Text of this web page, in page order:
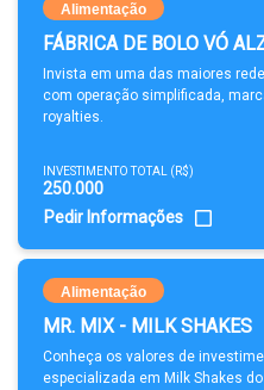
Alimentação
FÁBRICA DE BOLO VÓ
Invista em uma das maiores
com operação simplificada,
royalties.
INVESTIMENTO TOTAL (R$)
250.000
Pedir Informações
Alimentação
MR. MIX - MILK SHAKES
Conheça os valores de
especializada em Milk Shakes